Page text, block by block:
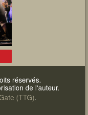
réservés.
de l'auteur.
(TTG).